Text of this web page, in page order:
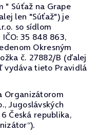
" Súťaž na Grape
len "Súťaž") je
so sídlom
35 848 863,
Okresným
č. 27882/B (ďalej
vydáva tieto Pravidlá
Organizátorom
Jugoslávských
Česká republika,